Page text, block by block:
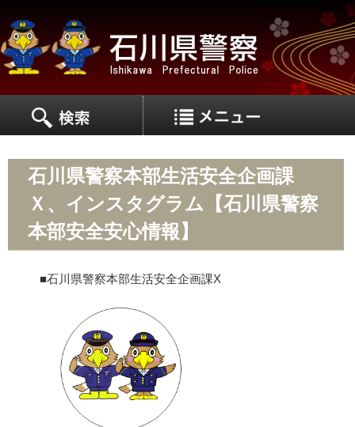
石川県警察本部生活安全企画課
Ｘ、インスタグラム【石川県警察
本部安全安心情報】
■石川県警察本部生活安全企画課X